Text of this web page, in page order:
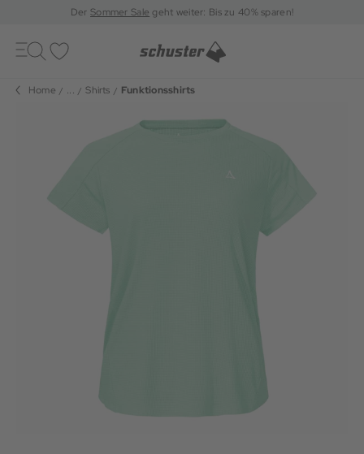
DerSommer Sale geht weiter: Bis zu 40% sparen!
Toggle
navigation
Home ... Shirts Funktionsshirts